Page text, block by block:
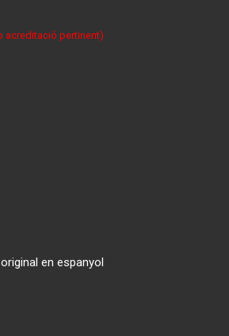
acreditació pertinent)
en espanyol